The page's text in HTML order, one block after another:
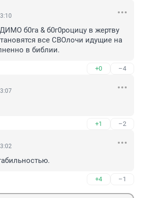
б0га & б0г0роцицу в жертву
все СВОлочи идущие на
в библии.
+0 –4
+1 –2
+4 –1